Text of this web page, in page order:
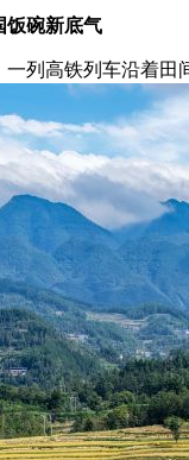
饭碗新底气
高铁列车沿着田